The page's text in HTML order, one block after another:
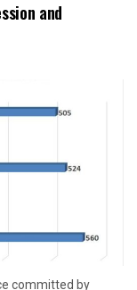
and
committed by